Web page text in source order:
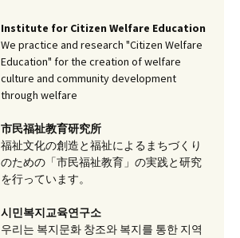
Institute for Citizen Welfare Education
We practice and research "Citizen Welfare
Education" for the creation of welfare
culture and community development
through welfare
市民福祉教育研究所
福祉文化の創造と福祉によるまちづくり
のための「市民福祉教育」の実践と研究
を行っています。
시민복지교육연구소
우리는 복지문화 창조와 복지를 통한 지역